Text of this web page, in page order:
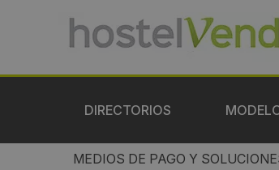
DIRECTORIOS
MEDIOS DE PAGO Y